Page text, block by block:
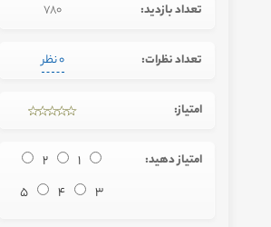
تعداد بازدید: 780
تعداد نظرات: 0 نظر
امتیاز:
امتیاز دهید: 1
2
3
4
5